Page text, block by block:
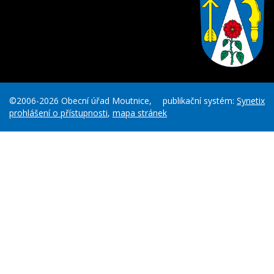
publikační systém: Synetix
©2006-2026 Obecní úřad Moutnice,
prohlášení o přístupnosti, mapa stránek